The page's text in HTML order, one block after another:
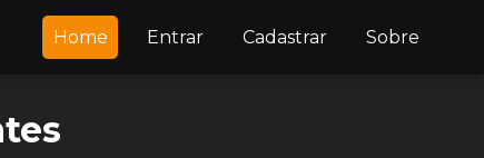
Home Entrar Cadastrar Sobre